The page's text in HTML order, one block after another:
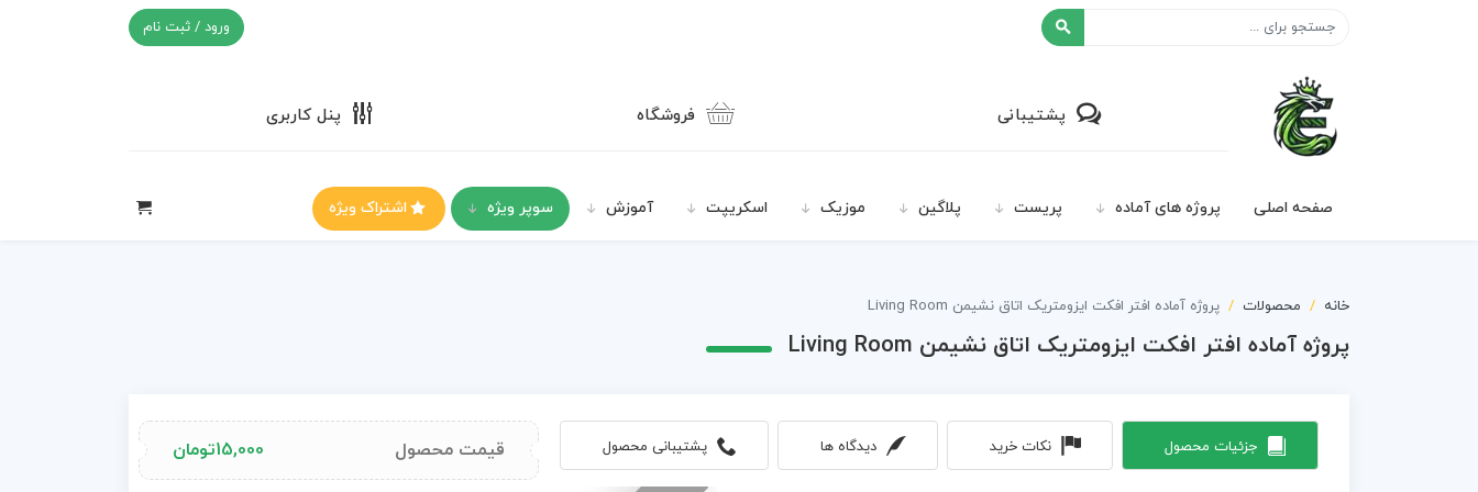
ورود / ثبت نام
پشتیبانی فروشگاه پنل کاربری
صفحه اصلی پروژه های آماده پریست پلاگین موزیک اسکریپت آموزش سوپر ویژه اشتراک ویژه
خانه محصولات پروژه آماده افتر افکت ایزومتریک اتاق نشیمن Living Room
پروژه آماده افتر افکت ایزومتریک اتاق نشیمن Living Room
جزئیات محصول نکات خرید دیدگاه ها پشتیبانی محصول قیمت محصول 15,000تومان